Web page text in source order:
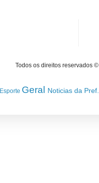
Todos os direitos reservados
Esporte Geral Noticias da